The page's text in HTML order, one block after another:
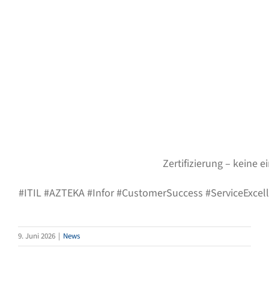
Zertifizierung – keine
#ITIL #AZTEKA #Infor #CustomerSuccess
9. Juni 2026 | News